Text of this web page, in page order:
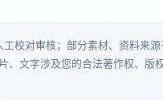
校对审核；部分素材、资料来
、文字涉及您的合法著作权、版